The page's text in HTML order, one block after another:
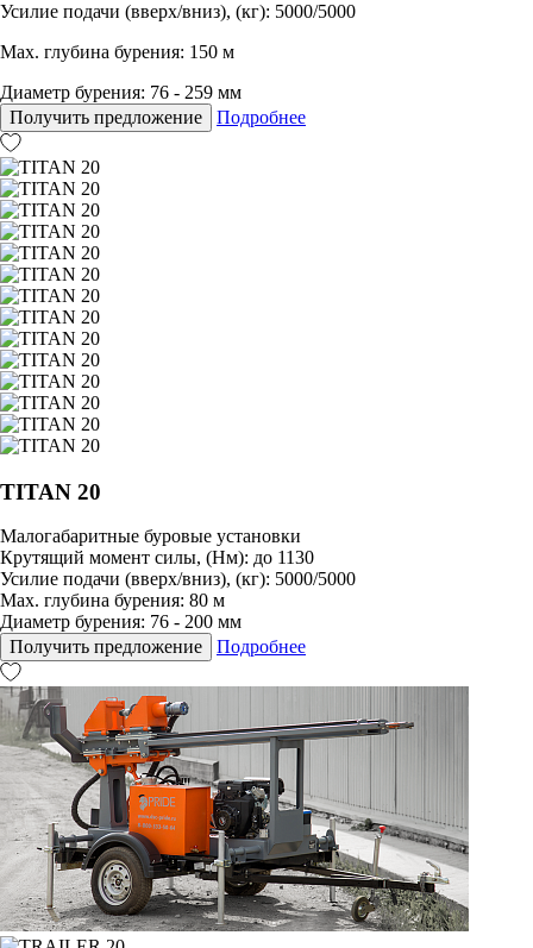
Усилие подачи (вверх/вниз), (кг): 5000/5000
Max. глубина бурения: 150 м
Диаметр бурения: 76 - 259 мм
Получить предложение
Подробнее
TITAN 20
Малогабаритные буровые установки
Крутящий момент силы, (Нм): до 1130
Усилие подачи (вверх/вниз), (кг): 5000/5000
Max. глубина бурения: 80 м
Диаметр бурения: 76 - 200 мм
Получить предложение
Подробнее